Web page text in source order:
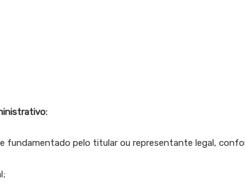
fundamentado pelo titular ou representante legal,